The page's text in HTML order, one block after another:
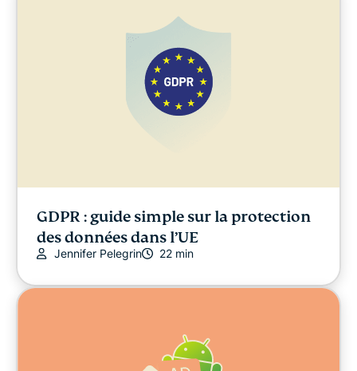
GDPR : guide simple sur la protection
des données dans l’UE
Jennifer Pelegrin 22 min